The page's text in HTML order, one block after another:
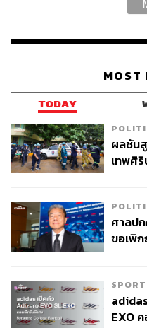
MOST
TODAY
ผลชัน
เทพศิ
ศาลป
ขอเพิ
SPORT
EXO